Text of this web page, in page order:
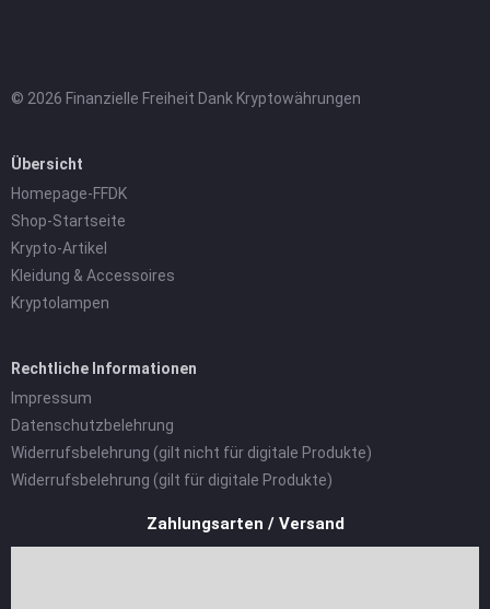
© 2026 Finanzielle Freiheit Dank Kryptowährungen
Übersicht
Homepage-FFDK
Shop-Startseite
Krypto-Artikel
Kleidung & Accessoires
Kryptolampen
Rechtliche Informationen
Impressum
Datenschutzbelehrung
Widerrufsbelehrung (gilt nicht für digitale Produkte)
Widerrufsbelehrung (gilt für digitale Produkte)
Zahlungsarten / Versand